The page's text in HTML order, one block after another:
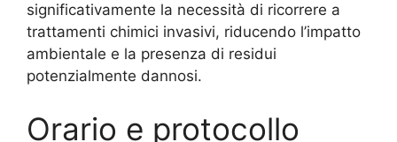
significativamente la necessità di ricorrere a
trattamenti chimici invasivi, riducendo l’impatto
ambientale e la presenza di residui
potenzialmente dannosi.
Orario e protocollo